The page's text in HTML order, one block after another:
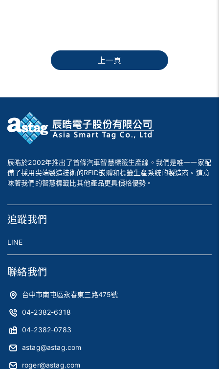
上一頁
辰晧於2002年推出了首條汽車智慧標籤生產線。我們是唯一一家配
備了採用尖端製造技術的RFID嵌體和標籤生產系統的製造商。這意
味著我們的智慧標籤比其他產品更具價格優勢。
追蹤我們
LINE
聯絡我們
台中市南屯區永春東三路475號
04-2382-6318
04-2382-0783
astag@astag.com
roger@astag.com